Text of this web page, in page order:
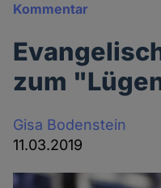
Kommentar
zum
Gisa Bodenstein
11.03.2019